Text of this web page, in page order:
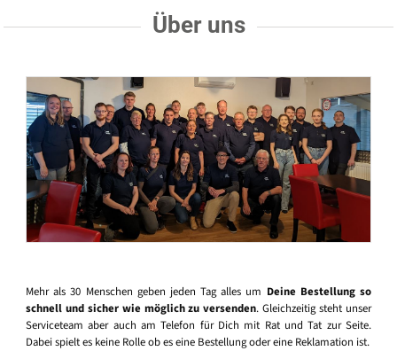
Über uns
Mehr als 30 Menschen geben jeden Tag alles um Deine Bestellung so
schnell und sicher wie möglich zu versenden. Gleichzeitig steht unser
Serviceteam aber auch am Telefon für Dich mit Rat und Tat zur Seite.
Dabei spielt es keine Rolle ob es eine Bestellung oder eine Reklamation ist.